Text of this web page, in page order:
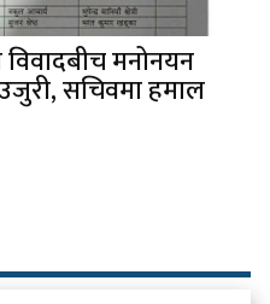
विवादबीच मनोनयन
सचिवमा हमाल